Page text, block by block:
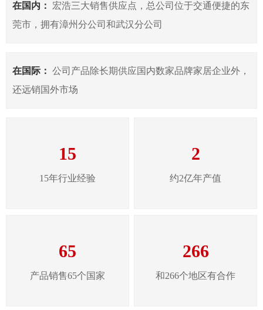
在国内：
宏浩三大销售供应点，总公司位于交通便捷的东
莞市，拥有漳州分公司和武汉分公司
在国际： 公司产品除长期供应国内数家品牌家居企业外，
还远销国外市场
15
15年行业经验
2
约2亿年产值
65
产品销售65个国家
266
和266个地区有合作